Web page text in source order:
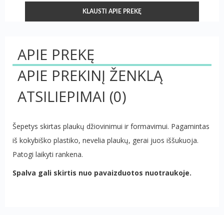
KLAUSTI APIE PREKĘ
APIE PREKĘ
APIE PREKINĮ ŽENKLĄ
ATSILIEPIMAI (0)
Šepetys skirtas plaukų džiovinimui ir formavimui. Pagamintas
iš kokybiško plastiko, nevelia plaukų, gerai juos iššukuoja.
Patogi laikyti rankena.
Spalva gali skirtis nuo pavaizduotos nuotraukoje.